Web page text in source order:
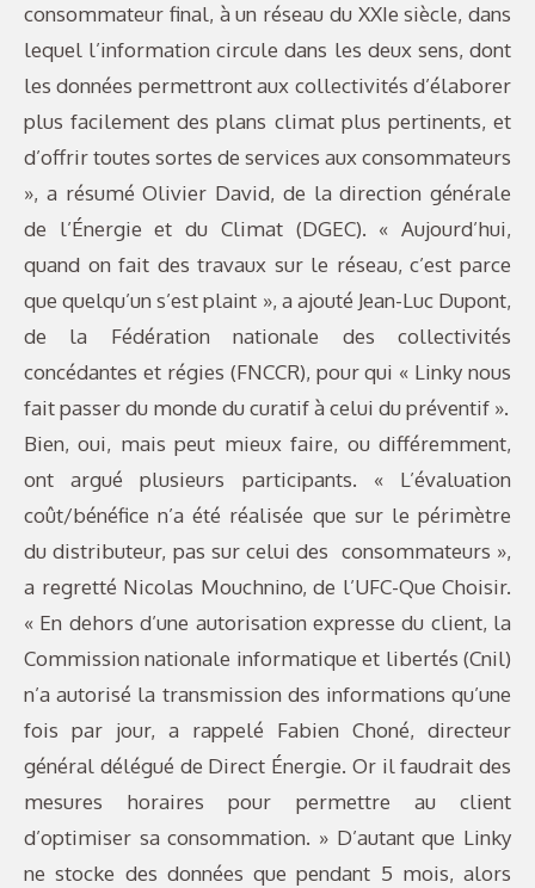
consommateur final, à un réseau du XXIe siècle, dans
lequel l’information circule dans les deux sens, dont
les données permettront aux collectivités d’élaborer
plus facilement des plans climat plus pertinents, et
d’offrir toutes sortes de services aux consommateurs
», a résumé Olivier David, de la direction générale
de l’Énergie et du Climat (DGEC). « Aujourd’hui,
quand on fait des travaux sur le réseau, c’est parce
que quelqu’un s’est plaint », a ajouté Jean-Luc Dupont,
de la Fédération nationale des collectivités
concédantes et régies (FNCCR), pour qui « Linky nous
fait passer du monde du curatif à celui du préventif ».
Bien, oui, mais peut mieux faire, ou différemment,
ont argué plusieurs participants. « L’évaluation
coût/bénéfice n’a été réalisée que sur le périmètre
du distributeur, pas sur celui des consommateurs »,
a regretté Nicolas Mouchnino, de l’UFC-Que Choisir.
« En dehors d’une autorisation expresse du client, la
Commission nationale informatique et libertés (Cnil)
n’a autorisé la transmission des informations qu’une
fois par jour, a rappelé Fabien Choné, directeur
général délégué de Direct Énergie. Or il faudrait des
mesures horaires pour permettre au client
d’optimiser sa consommation. » D’autant que Linky
ne stocke des données que pendant 5 mois, alors